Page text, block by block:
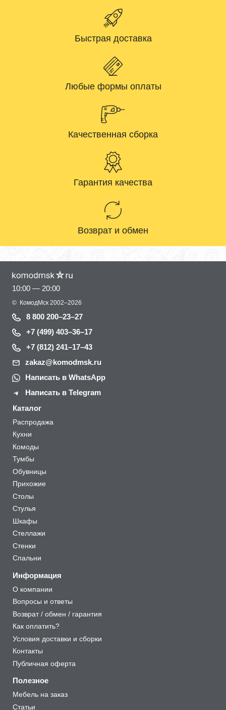
Быстрая доставка
Любые формы оплаты
Качественная сборка
Гарантия качества
Возврат и обмен
10:00 — 20:00
© КомодМск 2002–2026
8 800 200–23–27
+7 (499) 403–36–17
+7 (812) 241–17–43
zakaz@komodmsk.ru
Написать в WhatsApp
Написать в Telegram
Каталог
Распродажа
Кухни
Комоды
Тумбы
Обувницы
Прихожие
Столы
Стулья
Шкафы
Стеллажи
Стенки
Спальни
Информация
О компании
Вопросы и ответы
Возврат / обмен / гарантия
Как оплатить?
Условия доставки и сборки
Контакты
Публичная оферта
Полезное
Мебель на заказ
Статьи